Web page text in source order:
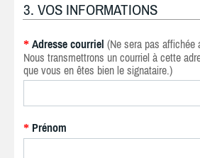
3. VOS INFORMATIONS
* Adresse courriel (Ne sera pas affichée
Nous transmettrons un courriel à cette
que vous en êtes bien le signataire.)
* Prénom